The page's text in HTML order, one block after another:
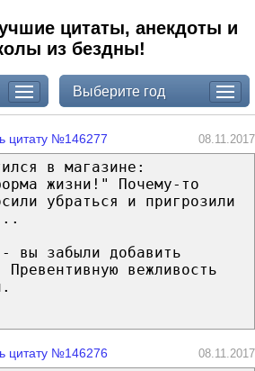
цитаты, анекдоты и
из бездны!
Выберите год
цитату №146277 08.11.2017
в магазине:
жизни!" Почему-то
убраться и пригрозили
вы забыли добавить
вежливость
цитату №146276 08.11.2017